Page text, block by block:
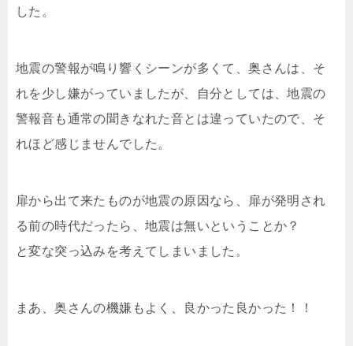
した。
地震の警報が鳴り響くシーンが多くて、奥さんは、そ
れを少し嫌がっていましたが、自分としては、地震の
警報音も通常の聞きなれた音とは違っていたので、そ
れほど感じませんでした。
扉から出て来たものが地震の原因なら、扉が発明され
る前の時代だったら、地震は無いということか？
と変な突っ込みを考えてしまいました。
まあ、奥さんの機嫌もよく、良かった良かった！！